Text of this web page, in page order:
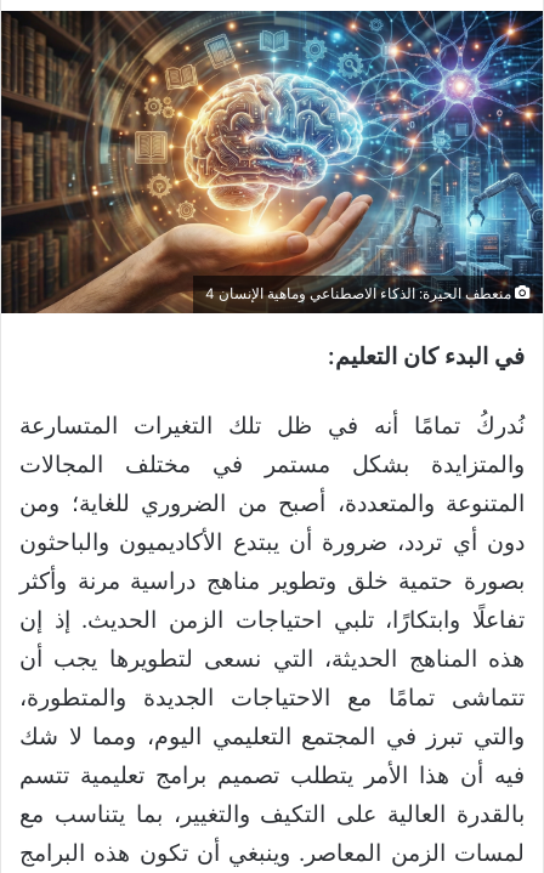
منعطف الحيرة: الذكاء الاصطناعي وماهية الإنسان 4
في البدء كان التعليم:
نُدركُ تمامًا أنه في ظل تلك التغيرات المتسارعة
والمتزايدة بشكل مستمر في مختلف المجالات
المتنوعة والمتعددة، أصبح من الضروري للغاية؛ ومن
دون أي تردد، ضرورة أن يبتدع الأكاديميون والباحثون
بصورة حتمية خلق وتطوير مناهج دراسية مرنة وأكثر
تفاعلًا وابتكارًا، تلبي احتياجات الزمن الحديث. إذ إن
هذه المناهج الحديثة، التي نسعى لتطويرها يجب أن
تتماشى تمامًا مع الاحتياجات الجديدة والمتطورة،
والتي تبرز في المجتمع التعليمي اليوم، ومما لا شك
فيه أن هذا الأمر يتطلب تصميم برامج تعليمية تتسم
بالقدرة العالية على التكيف والتغيير، بما يتناسب مع
لمسات الزمن المعاصر. وينبغي أن تكون هذه البرامج